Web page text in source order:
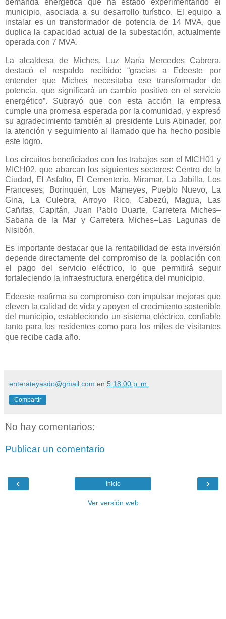
municipio, asociada a su desarrollo turístico. El equipo a
instalar es un transformador de potencia de 14 MVA, que
duplica la capacidad actual de la subestación, actualmente
operada con 7 MVA.
La alcaldesa de Miches, Luz María Mercedes Cabrera,
destacó el respaldo recibido: “gracias a Edeeste por
entender que Miches necesitaba ese transformador de
potencia, que significará un cambio positivo en el servicio
energético”. Subrayó que con esta acción la empresa
cumple una promesa esperada por la comunidad, y expresó
su agradecimiento también al presidente Luis Abinader, por
la atención y seguimiento al llamado que ha hecho posible
este logro.
Los circuitos beneficiados con los trabajos son el MICH01 y
MICH02, que abarcan los siguientes sectores: Centro de la
Ciudad, El Asfalto, El Cementerio, Miramar, La Jabilla, Los
Franceses, Borinquén, Los Mameyes, Pueblo Nuevo, La
Gina, La Culebra, Arroyo Rico, Cabezú, Magua, Las
Cañitas, Capitán, Juan Pablo Duarte, Carretera Miches–
Sabana de la Mar y Carretera Miches–Las Lagunas de
Nisibón.
Es importante destacar que la rentabilidad de esta inversión
depende directamente del compromiso de la población con
el pago del servicio eléctrico, lo que permitirá seguir
fortaleciendo la infraestructura energética del municipio.
Edeeste reafirma su compromiso con impulsar mejoras que
eleven la calidad de vida y apoyen el crecimiento sostenible
del municipio, estableciendo un sistema eléctrico, confiable
tanto para los residentes como para los miles de visitantes
que recibe cada año.
enterateyasdo@gmail.com en 5:18:00 p. m.
Compartir
No hay comentarios:
Publicar un comentario
‹ ›
Inicio
Ver versión web